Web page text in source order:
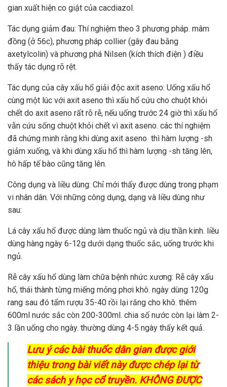
gian xuất hiện co giật của cacdiazol.
Tác dụng giảm đau: Thí nghiệm theo 3 phương pháp. mâm
đồng (ở 56c), phương pháp collier (gây đau bằng
axetylcolin) và phương phá Nilsen (kích thích điện ) điều
thấy tác dụng rõ rệt.
Tác dụng của cây xấu hổ giải độc axit aseno: Uống xấu hổ
cùng một lúc với axit aseno thì xấu hổ cứu cho chuột khỏi
chết do axit aseno rất rõ rễ, nếu uống trước 24 giờ thì xấu hổ
vẫn cứu sống chuột khỏi chết vì axit aseno. các thí nghiệm
đã chứng minh rằng khi dùng axit aseno thì hàm lượng -sh
giảm xuống, và khi dùng xấu hổ thì hàm lượng -sh tăng lên,
hô hấp tế bào cũng tăng lên.
Công dụng và liều dùng: Chỉ mới thấy được dùng trong phạm
vi nhân dân. Với những công dụng, dạng và liều dùng như
sau:
Lá cây xấu hổ được dùng làm thuốc ngủ và dịu thần kinh. liều
dùng hàng ngày 6-12g dưới dạng thuốc sắc, uống trước khi
ngủ.
Rễ cây xấu hổ dùng làm chữa bệnh nhức xương: Rễ cây xấu
hổ, thái thành từng miếng mỏng phơi khô. ngày dùng 120g
rang sau đó tẩm rượu 35-40 rồi lại răng cho khô. thêm
600ml nước sắc còn 200-300ml. chia số nước còn lại làm 2-
3 lần uống cho ngày. thường dùng 4-5 ngày thấy kết quả.
Lưu ý các bài thuốc dân gian được giới
thiệu trong bài viết này được chép lại từ
các sách y học cổ truyền. KHÔNG ĐƯỢC